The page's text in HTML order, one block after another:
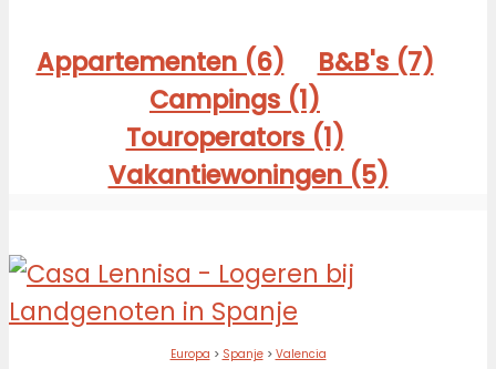
Appartementen (6)
B&B's (7)
Campings (1)
Touroperators (1)
Vakantiewoningen (5)
Europa > Spanje> Valencia